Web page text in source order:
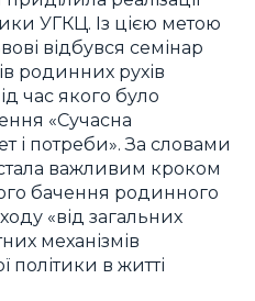
УГКЦ. Із цією метою
відбувся семінар
родинних рухів
час якого було
«Сучасна
і потреби». За словами
важливим кроком
бачення родинного
«від загальних
механізмів
в житті